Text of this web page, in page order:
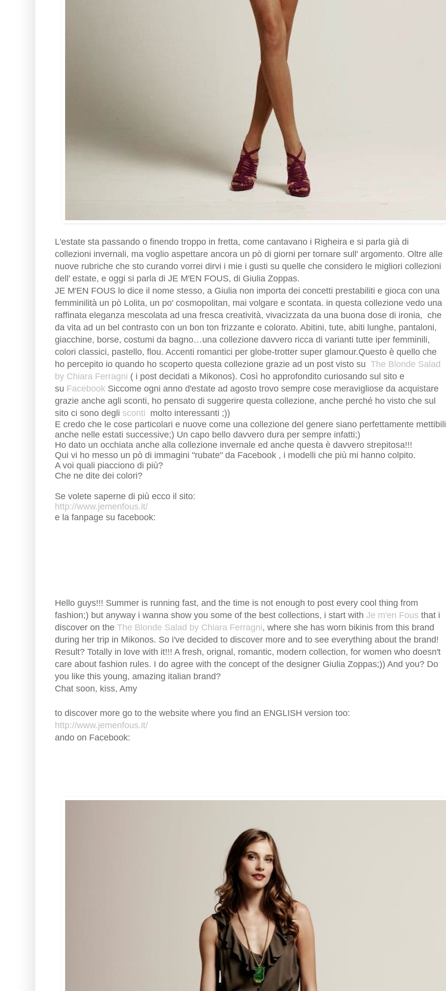
L'estate sta passando o finendo troppo in fretta, come cantavano i Righeira e si parla già di
collezioni invernali, ma voglio aspettare ancora un pò di giorni per tornare sull' argomento. Oltre alle
nuove rubriche che sto curando vorrei dirvi i mie i gusti su quelle che considero le migliori collezioni
dell' estate, e oggi si parla di JE M'EN FOUS, di Giulia Zoppas.
JE M'EN FOUS lo dice il nome stesso, a Giulia non importa dei concetti prestabiliti e gioca con una
femminilità un pò Lolita, un po' cosmopolitan, mai volgare e scontata. in questa collezione vedo una
raffinata eleganza mescolata ad una fresca creatività, vivacizzata da una buona dose di ironia, che
da vita ad un bel contrasto con un bon ton frizzante e colorato. Abitini, tute, abiti lunghe, pantaloni,
giacchine, borse, costumi da bagno…una collezione davvero ricca di varianti tutte iper femminili,
colori classici, pastello, flou. Accenti romantici per globe-trotter super glamour.Questo è quello che
ho percepito io quando ho scoperto questa collezione grazie ad un post visto su The Blonde Salad
by Chiara Ferragni ( i post decidati a Mikonos). Così ho approfondito curiosando sul sito e
su Facebook Siccome ogni anno d'estate ad agosto trovo sempre cose meravigliose da acquistare
grazie anche agli sconti, ho pensato di suggerire questa collezione, anche perché ho visto che sul
sito ci sono degli sconti molto interessanti ;))
E credo che le cose particolari e nuove come una collezione del genere siano perfettamente mettibili
anche nelle estati successive;) Un capo bello davvero dura per sempre infatti;)
Ho dato un occhiata anche alla collezione invernale ed anche questa è davvero strepitosa!!!
Qui vi ho messo un pò di immagini "rubate" da Facebook , i modelli che più mi hanno colpito.
A voi quali piacciono di più?
Che ne dite dei colori?
Se volete saperne di più ecco il sito:
http://www.jemenfous.it/
e la fanpage su facebook:
Hello guys!!! Summer is running fast, and the time is not enough to post every cool thing from
fashion;) but anyway i wanna show you some of the best collections, i start with Je m'en Fous that i
discover on the The Blonde Salad by Chiara Ferragni, where she has worn bikinis from this brand
during her trip in Mikonos. So i've decided to discover more and to see everything about the brand!
Result? Totally in love with it!!! A fresh, orignal, romantic, modern collection, for women who doesn't
care about fashion rules. I do agree with the concept of the designer Giulia Zoppas;)) And you? Do
you like this young, amazing italian brand?
Chat soon, kiss, Amy
to discover more go to the website where you find an ENGLISH version too:
http://www.jemenfous.it/
ando on Facebook: